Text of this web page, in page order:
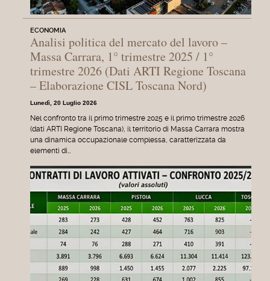
ECONOMIA
Analisi politica del mercato del lavoro –
Massa Carrara, 1° trimestre 2025 / 1°
trimestre 2026 (Dati ARTI Regione Toscana
– Elaborazione CISL Toscana Nord)
Lunedì, 20 Luglio 2026
Nel confronto tra il primo trimestre 2025 e il primo trimestre 2026
(dati ARTI Regione Toscana), il territorio di Massa Carrara mostra
una dinamica occupazionale complessa, caratterizzata da
elementi di…